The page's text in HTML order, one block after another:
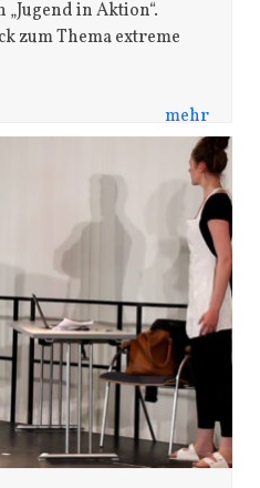
in Aktion“.
zum Thema extreme
mehr